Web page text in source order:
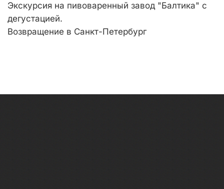
Экскурсия на пивоваренный завод "Балтика" с
дегустацией.
Возвращение в Санкт-Петербург